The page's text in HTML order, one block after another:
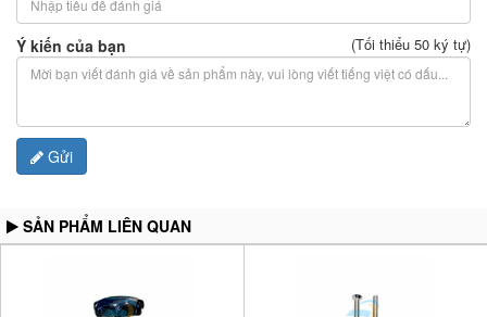
Ý kiến của bạn (Tối thiểu 50 ký tự)
Gửi
SẢN PHẨM LIÊN QUAN